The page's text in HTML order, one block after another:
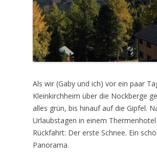
Als wir (Gaby und ich) vor ein paar
Kleinkirchheim über die Nockberge
alles grün, bis hinauf auf die Gipfel.
Urlaubstagen in einem
Rückfahrt: Der erste Schnee. Ein
Panorama.